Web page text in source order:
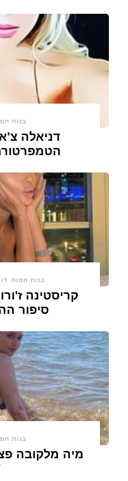
בנות
דניאלה
בנות חמות
קריסטינה
סיפור
בנות
מיה מלקובה